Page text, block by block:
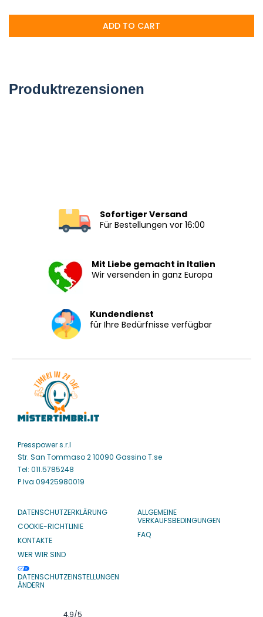
Produktrezensionen
ADD TO CART
Sofortiger Versand
Für Bestellungen vor 16:00
Mit Liebe gemacht in Italien
Wir versenden in ganz Europa
Kundendienst
für Ihre Bedürfnisse verfügbar
Presspower s.r.l
Str. San Tommaso 2 10090 Gassino T.se
Tel: 011.5785248
P.Iva 09425980019
DATENSCHUTZERKLÄRUNG
COOKIE-RICHTLINIE
KONTAKTE
WER WIR SIND
DATENSCHUTZEINSTELLUNGEN
ÄNDERN
ALLGEMEINE
VERKAUFSBEDINGUNGEN
FAQ
4,9/5